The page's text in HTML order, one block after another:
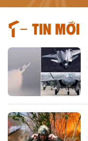
Tin mới